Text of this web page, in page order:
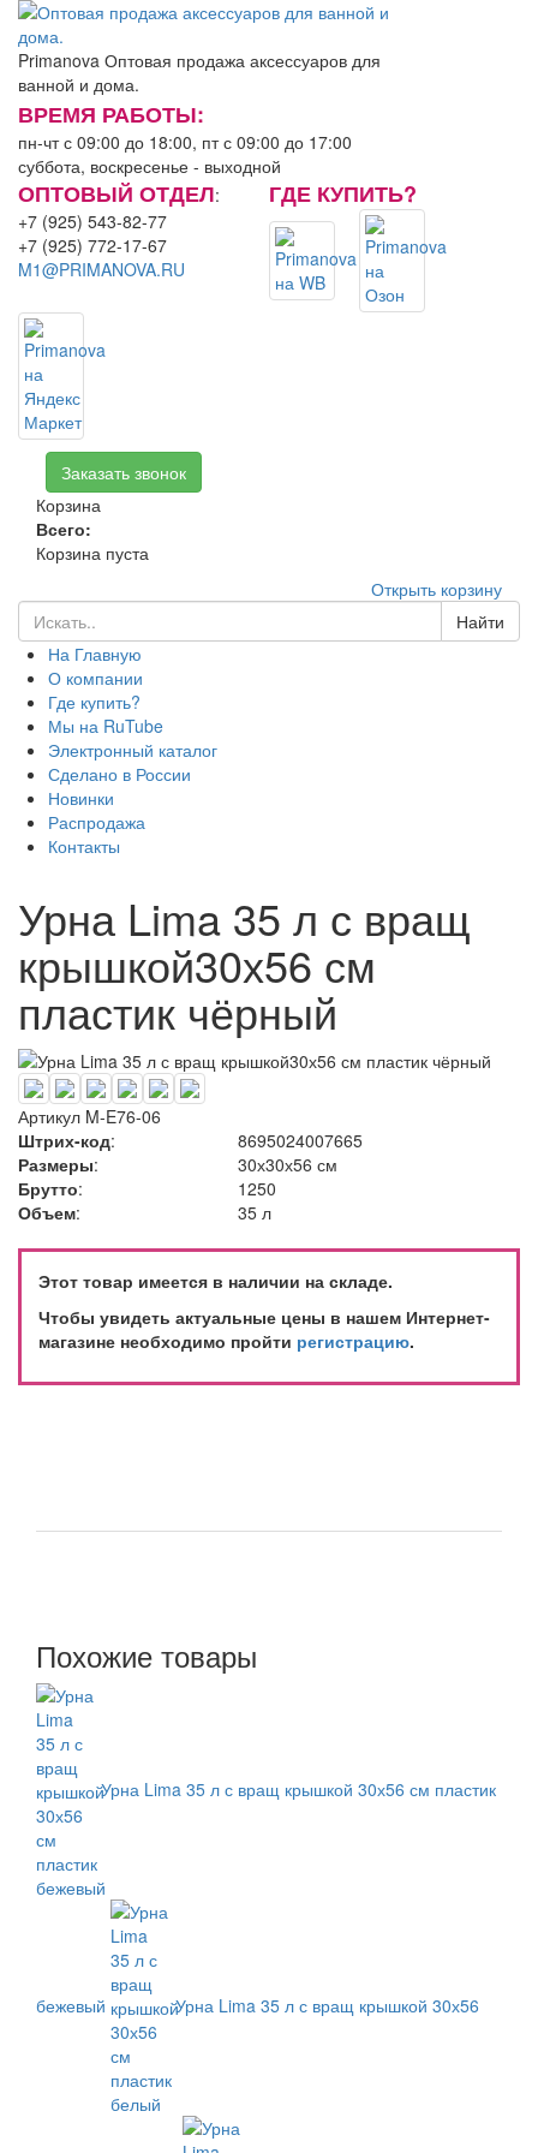
Primanova Оптовая продажа аксессуаров для
ванной и дома.
ВРЕМЯ РАБОТЫ:
пн-чт с 09:00 до 18:00, пт с 09:00 до 17:00
суббота, воскресенье - выходной
ОПТОВЫЙ ОТДЕЛ:
+7 (925) 543-82-77
+7 (925) 772-17-67
M1@PRIMANOVA.RU
ГДЕ КУПИТЬ?
Заказать звонок
Корзина
Всего:
Корзина пуста
Открыть корзину
Найти
На Главную
О компании
Где купить?
Мы на RuTube
Электронный каталог
Сделано в России
Новинки
Распродажа
Контакты
Урна Lima 35 л с вращ
крышкой30х56 см
пластик чёрный
Артикул M-E76-06
Штрих-код:
8695024007665
Размеры:
30х30х56 см
Брутто:
1250
Объем: 35 л
Этот товар имеется в наличии на складе.
Чтобы увидеть актуальные цены в нашем Интернет-
магазине необходимо пройти регистрацию.
Похожие товары
Урна Lima 35 л с вращ крышкой 30х56 см пластик
бежевый Урна Lima 35 л с вращ крышкой 30х56